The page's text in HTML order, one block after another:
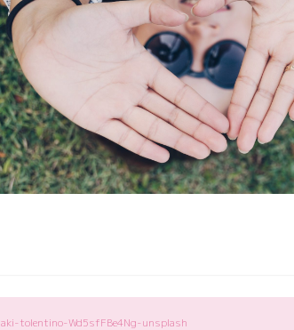
aki-tolentino-Wd5sfFBe4Ng-unsplash